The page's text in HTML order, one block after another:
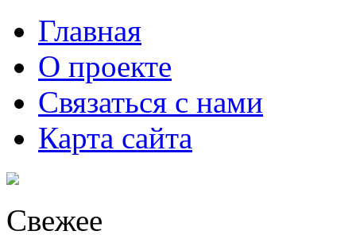
Главная
О проекте
Связаться с нами
Карта сайта
Свежее